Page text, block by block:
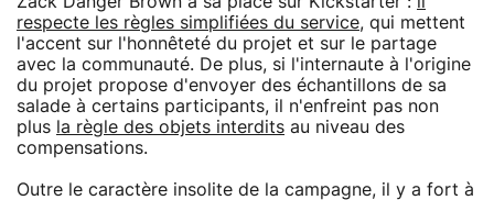
respecte les règles simplifiées du service, qui mettent
l'accent sur l'honnêteté du projet et sur le partage
avec la communauté. De plus, si l'internaute à l'origine
du projet propose d'envoyer des échantillons de sa
salade à certains participants, il n'enfreint pas non
plus la règle des objets interdits au niveau des
compensations.
Outre le caractère insolite de la campagne, il y a fort à